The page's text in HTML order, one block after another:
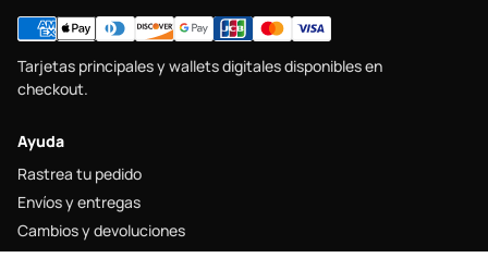
Tarjetas principales y wallets digitales disponibles en
checkout.
Ayuda
Rastrea tu pedido
Envíos y entregas
Cambios y devoluciones
Guía de tallas